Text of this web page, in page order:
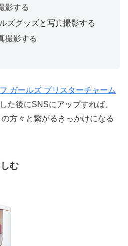
影する
ズグッズと写真撮影する
撮影する
ガールズ ブリスターチャーム
た後にSNSにアップすれば、
方々と繋がるきっかけになる
む